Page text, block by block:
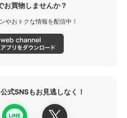
お買物しませんか？
やおトクな情報を配信中！
式SNSもお見逃しなく！